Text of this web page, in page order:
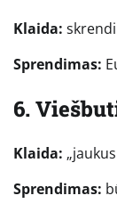
Klaida:
Sprendimas:
6.
Klaida:
Sprendimas: